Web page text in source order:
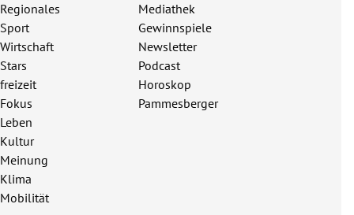
Regionales
Sport
Wirtschaft
Stars
freizeit
Fokus
Leben
Kultur
Meinung
Klima
Mobilität
Mediathek
Gewinnspiele
Newsletter
Podcast
Horoskop
Pammesberger